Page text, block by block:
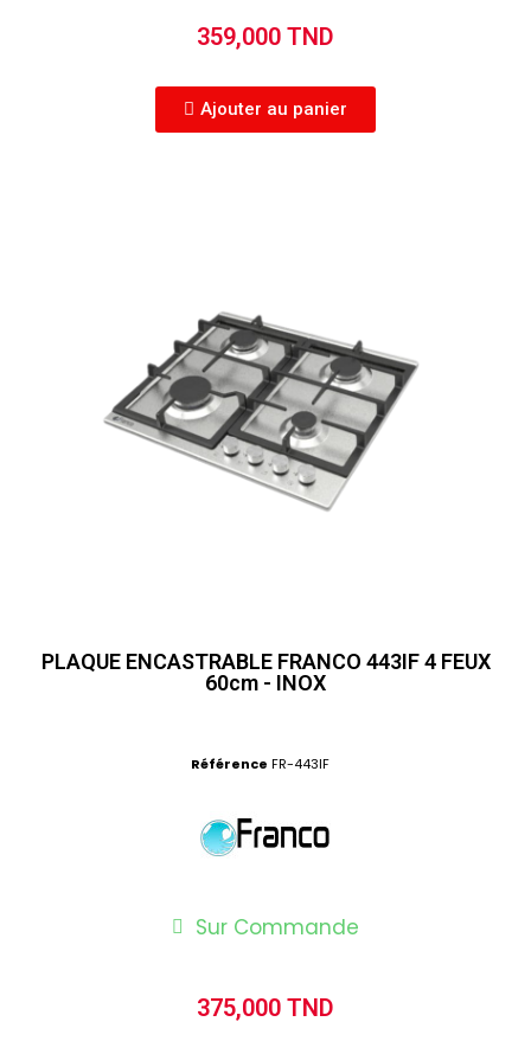
359,000 TND
Ajouter au panier
PLAQUE ENCASTRABLE FRANCO 443IF 4 FEUX
60cm - INOX
Référence FR-443IF
Sur Commande
375,000 TND